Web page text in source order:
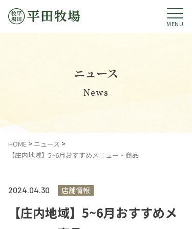
平田牧場のあゆみ
ブランド豚のご紹介
平田牧場グループ
コミットメント
MENU
ニュース
News
HOME
ニュース
【庄内地域】5~6月おすすめメニュー・商品
2024.04.30 店舗情報
【庄内地域】5~6月おすすめメ